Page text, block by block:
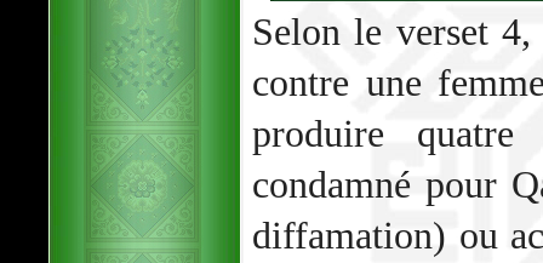
Selon le verset
contre une
produire quatre
condamné pour
diffamation) ou